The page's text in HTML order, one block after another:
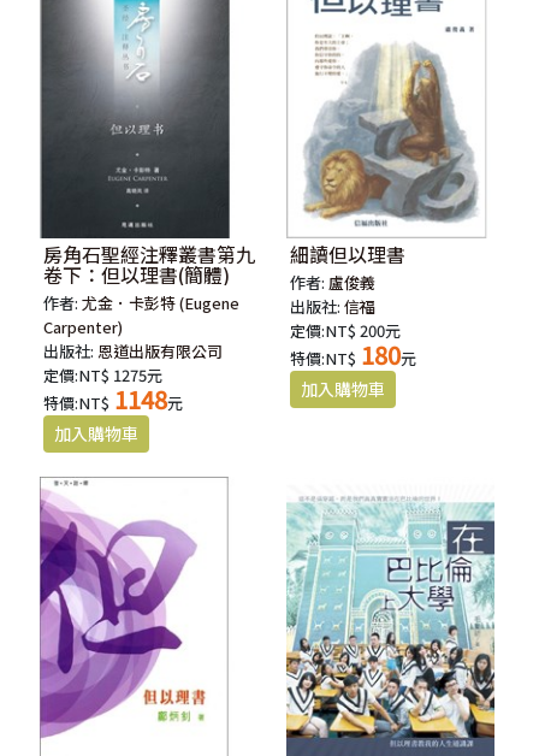
房角石聖經注釋叢書第九
卷下：但以理書(簡體)
作者:尤金．卡彭特 (Eugene
Carpenter)
出版社: 恩道出版有限公司
定價:NT$ 1275元
特價:NT$ 1148元
細讀但以理書
作者:盧俊義
出版社:信福
定價:NT$ 200元
特價:NT$ 180元